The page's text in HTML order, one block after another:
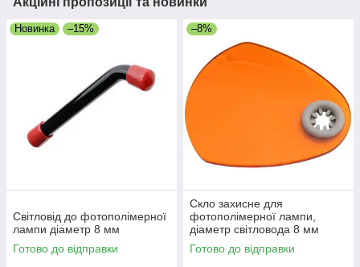
Новинка –15%
Світловід до фотополімерної
лампи діаметр 8 мм
Готово до відправки
–8%
Скло захисне для
фотополімерної лампи,
діаметр світловода 8 мм
Готово до відправки